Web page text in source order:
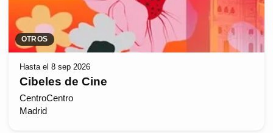
OTROS
Hasta el 8 sep 2026
Cibeles de Cine
CentroCentro
Madrid